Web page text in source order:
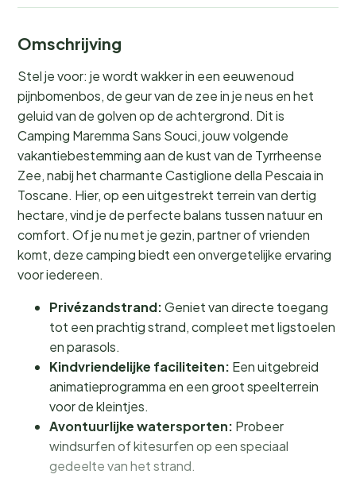
Omschrijving
Stel je voor: je wordt wakker in een eeuwenoud
pijnbomenbos, de geur van de zee in je neus en het
geluid van de golven op de achtergrond. Dit is
Camping Maremma Sans Souci, jouw volgende
vakantiebestemming aan de kust van de Tyrrheense
Zee, nabij het charmante Castiglione della Pescaia in
Toscane. Hier, op een uitgestrekt terrein van dertig
hectare, vind je de perfecte balans tussen natuur en
comfort. Of je nu met je gezin, partner of vrienden
komt, deze camping biedt een onvergetelijke ervaring
voor iedereen.
Privézandstrand:Geniet van directe toegang
tot een prachtig strand, compleet met ligstoelen
en parasols.
Kindvriendelijke faciliteiten: Een uitgebreid
animatieprogramma en een groot speelterrein
voor de kleintjes.
Avontuurlijke watersporten: Probeer
windsurfen of kitesurfen op een speciaal
gedeelte van het strand.